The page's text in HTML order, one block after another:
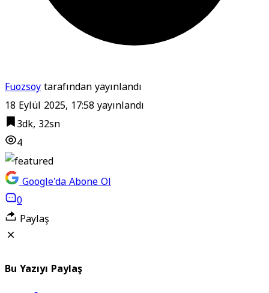
Fuozsoytarafından yayınlandı
18 Eylül 2025, 17:58yayınlandı
3dk, 32sn
4
Google'da Abone Ol
0
Paylaş
Bu Yazıyı Paylaş